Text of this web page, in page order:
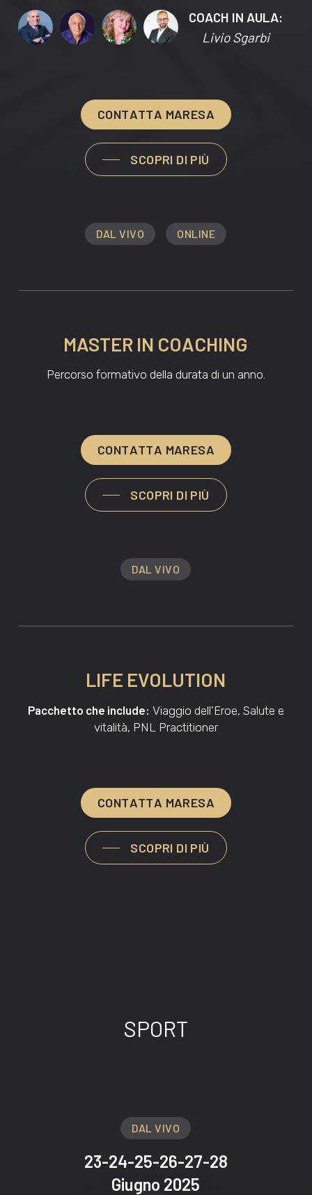
COACH IN AULA:
Livio Sgarbi
CONTATTA MARESA
SCOPRI DI PIÙ
DAL VIVO ONLINE
MASTER IN COACHING
Percorso formativo della durata di un anno.
CONTATTA MARESA
SCOPRI DI PIÙ
DAL VIVO
LIFE EVOLUTION
Pacchetto che include: Viaggio dell’Eroe, Salute e
vitalità, PNL Practitioner
CONTATTA MARESA
SCOPRI DI PIÙ
SPORT
DAL VIVO
23-24-25-26-27-28
Giugno 2025